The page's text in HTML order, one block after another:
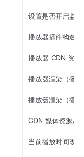
设置是否开启监
播放器插件构造
播放器 CDN 资源
播放器渲染（播
播放器渲染（播
CDN 媒体资源加
当前播放时间改